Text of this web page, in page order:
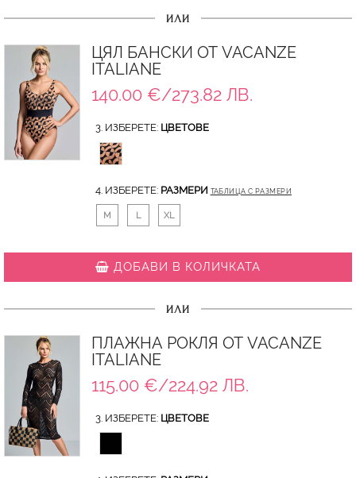
ИЛИ
ЦЯЛ БАНСКИ ОТ VACANZE
ITALIANE
140.00 €/273.82 ЛВ.
3. ИЗБЕРЕТЕ: ЦВЕТОВЕ
4. ИЗБЕРЕТЕ: РАЗМЕРИ ТАБЛИЦА С РАЗМЕРИ
M L XL
ДОБАВИ В КОЛИЧКАТА
ИЛИ
ПЛАЖНА РОКЛЯ ОТ VACANZE
ITALIANE
115.00 €/224.92 ЛВ.
3. ИЗБЕРЕТЕ: ЦВЕТОВЕ